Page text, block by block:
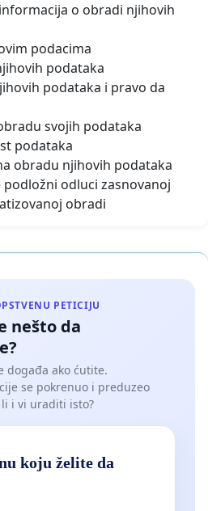
o obradi njihovih
podacima
podataka
podataka i pravo da
svojih podataka
podataka
obradu njihovih podataka
odluci zasnovanoj
obradi
PETICIJU
nešto da
događa ako ćutite.
se pokrenuo i preduzeo
i vi uraditi isto?
koju želite da